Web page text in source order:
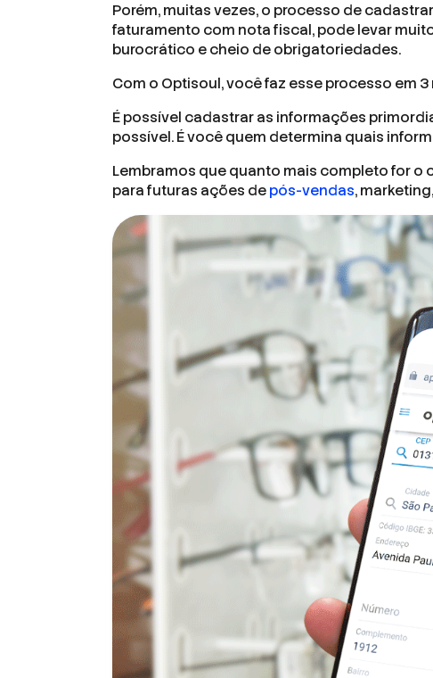
Porém, muitas vezes, o processo de
faturamento com nota fiscal, pode levar
burocrático e cheio de obrigatoriedades.
Com o Optisoul, você faz esse processo em
É possível cadastrar as informações
possível. É você quem determina quais
Lembramos que quanto mais completo for o
para futuras ações depós-vendas,